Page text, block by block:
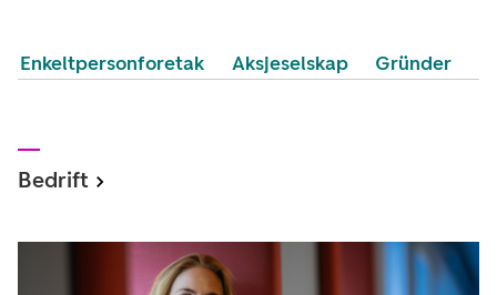
Enkeltpersonforetak Aksjeselskap Gründer
Bedrift